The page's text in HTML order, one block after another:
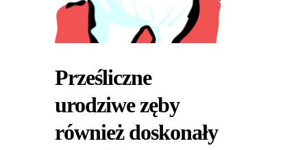
Prześliczne
urodziwe zęby
również doskonały